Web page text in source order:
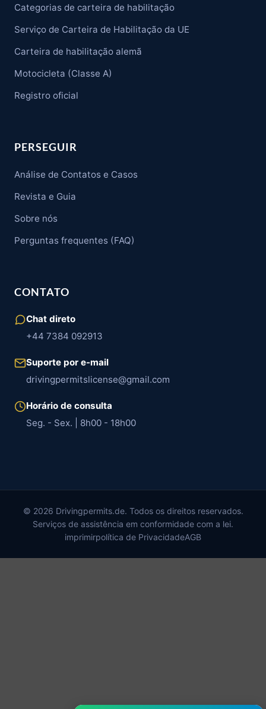
Categorias de carteira de habilitação
Serviço de Carteira de Habilitação da UE
Carteira de habilitação alemã
Motocicleta (Classe A)
Registro oficial
PERSEGUIR
Análise de Contatos e Casos
Revista e Guia
Sobre nós
Perguntas frequentes (FAQ)
CONTATO
Chat direto
+44 7384 092913
Suporte por e-mail
drivingpermitslicense@gmail.com
Horário de consulta
Seg. - Sex. | 8h00 - 18h00
© 2026 Drivingpermits.de. Todos os direitos reservados.
Serviços de assistência em conformidade com a lei.
imprimirpolítica de PrivacidadeAGB